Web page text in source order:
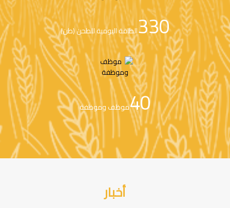
330الطاقة اليومية للطحن (طن)
40موظف وموظفة
أخبار